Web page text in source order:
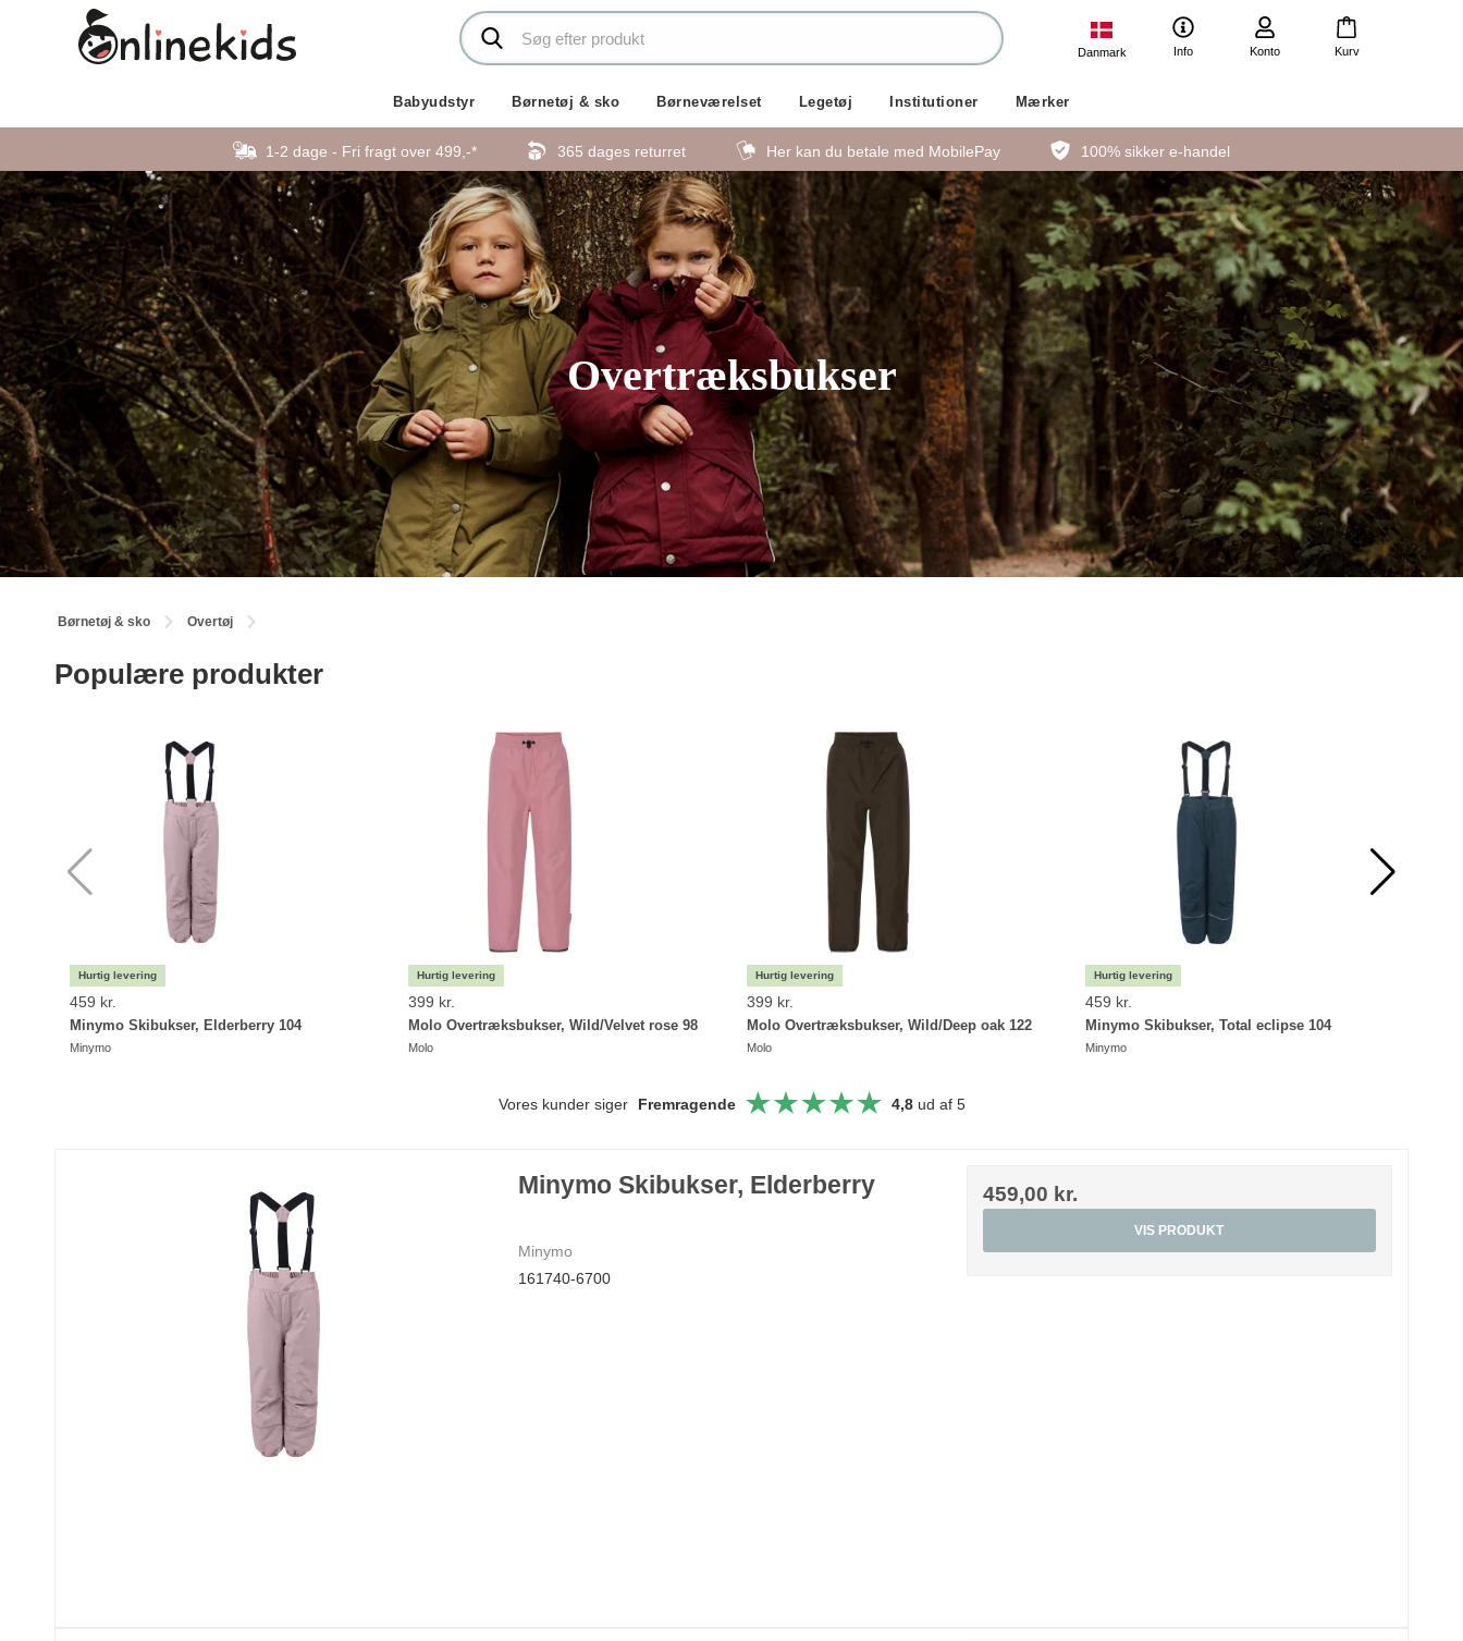
Danmark Info Konto Kurv
Babyudstyr Børnetøj & sko Børneværelset Legetøj Institutioner Mærker
1-2 dage - Fri fragt over 499,-* 365 dages returret Her kan du betale med MobilePay 100% sikker e-handel
Overtræksbukser
Børnetøj & sko Overtøj
Populære produkter
459 kr.
Minymo Skibukser, Elderberry 104
Minymo
399 kr.
Molo Overtræksbukser, Wild/Velvet rose 98
Molo
399 kr.
Molo Overtræksbukser, Wild/Deep oak 122
Molo
459 kr.
Minymo Skibukser, Total eclipse 104
Minymo
Vores kunder siger Fremragende 4,8ud af 5
Minymo Skibukser, Elderberry
Minymo
161740-6700
459,00 kr.
VIS PRODUKT